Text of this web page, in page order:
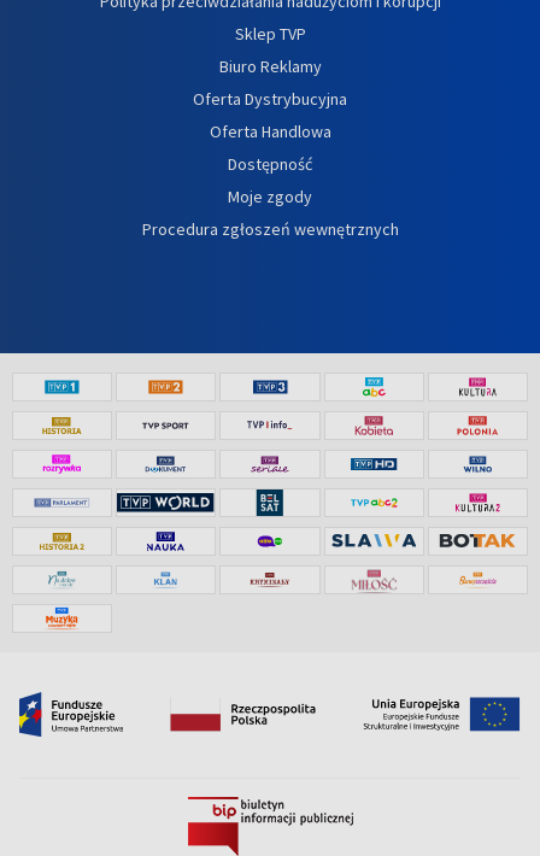
Sklep TVP
Biuro Reklamy
Oferta Dystrybucyjna
Oferta Handlowa
Dostępność
Moje zgody
Procedura zgłoszeń wewnętrznych